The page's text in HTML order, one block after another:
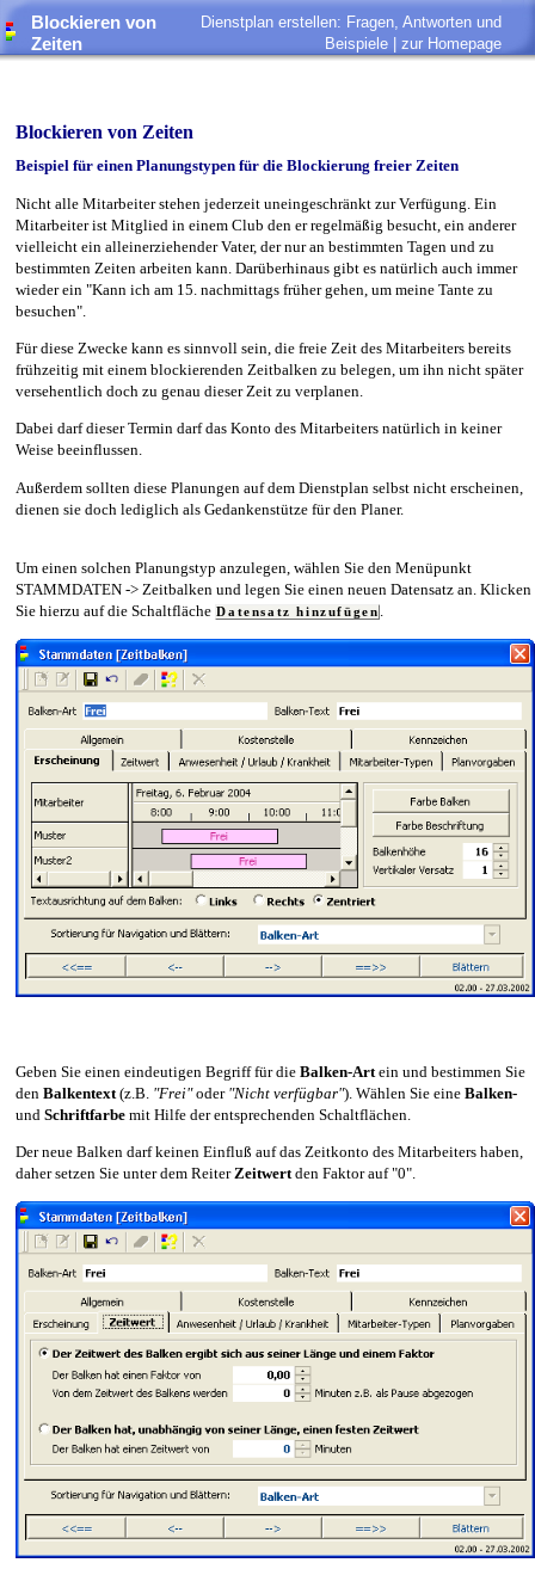
Blockieren von
Zeiten
Dienstplan erstellen: Fragen, Antworten und
Beispiele | zur Homepage
Blockieren von Zeiten
Beispiel für einen Planungstypen für die Blockierung freier Zeiten
Nicht alle Mitarbeiter stehen jederzeit uneingeschränkt zur Verfügung. Ein
Mitarbeiter ist Mitglied in einem Club den er regelmäßig besucht, ein anderer
vielleicht ein alleinerziehender Vater, der nur an bestimmten Tagen und zu
bestimmten Zeiten arbeiten kann. Darüberhinaus gibt es natürlich auch immer
wieder ein "Kann ich am 15. nachmittags früher gehen, um meine Tante zu
besuchen".
Für diese Zwecke kann es sinnvoll sein, die freie Zeit des Mitarbeiters bereits
frühzeitig mit einem blockierenden Zeitbalken zu belegen, um ihn nicht später
versehentlich doch zu genau dieser Zeit zu verplanen.
Dabei darf dieser Termin darf das Konto des Mitarbeiters natürlich in keiner
Weise beeinflussen.
Außerdem sollten diese Planungen auf dem Dienstplan selbst nicht erscheinen,
dienen sie doch lediglich als Gedankenstütze für den Planer.
Um einen solchen Planungstyp anzulegen, wählen Sie den Menüpunkt
STAMMDATEN -> Zeitbalken und legen Sie einen neuen Datensatz an. Klicken
Sie hierzu auf die Schaltfläche Datensatz hinzufügen .
Geben Sie einen eindeutigen Begriff für dieBalken-Artein und bestimmen Sie
denBalkentext(z.B. "Frei"oder "Nicht verfügbar"). Wählen Sie eineBalken-
undSchriftfarbe mit Hilfe der entsprechenden Schaltflächen.
Der neue Balken darf keinen Einfluß auf das Zeitkonto des Mitarbeiters haben,
daher setzen Sie unter dem ReiterZeitwertden Faktor auf "0".